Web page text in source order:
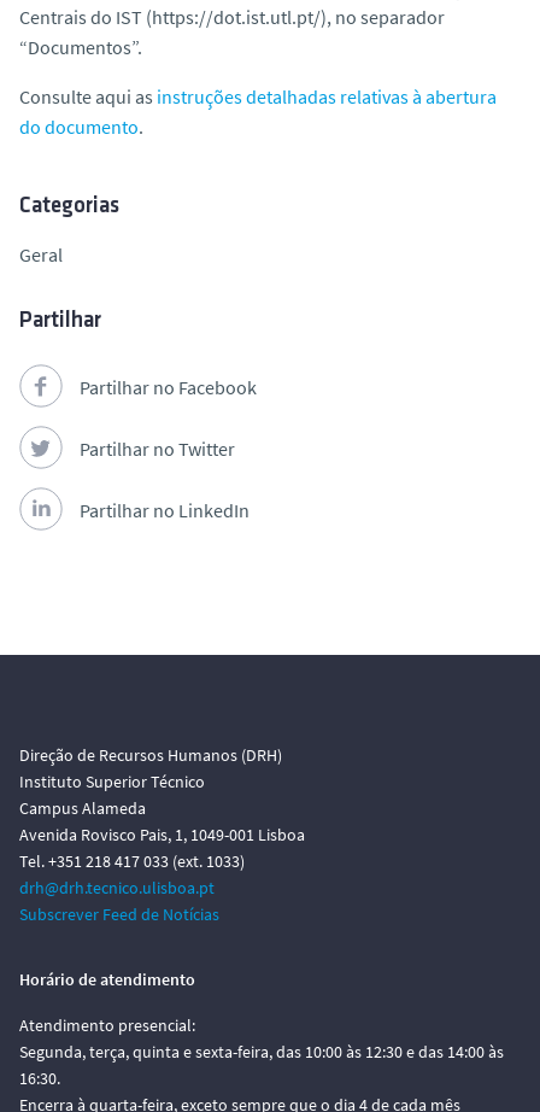
Centrais do IST (https://dot.ist.utl.pt/), no separador
“Documentos”.
Consulte aqui as instruções detalhadas relativas à abertura
do documento.
Categorias
Geral
Partilhar
Partilhar no Facebook
Partilhar no Twitter
Partilhar no LinkedIn
Direção de Recursos Humanos (DRH)
Instituto Superior Técnico
Campus Alameda
Avenida Rovisco Pais, 1, 1049-001 Lisboa
Tel. +351 218 417 033 (ext. 1033)
drh@drh.tecnico.ulisboa.pt
Subscrever Feed de Notícias
Horário de atendimento
Atendimento presencial:
Segunda, terça, quinta e sexta-feira, das 10:00 às 12:30 e das 14:00 às
16:30.
Encerra à quarta-feira, exceto sempre que o dia 4 de cada mês